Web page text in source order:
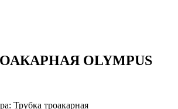
OLYMPUS
Трубка троакарная